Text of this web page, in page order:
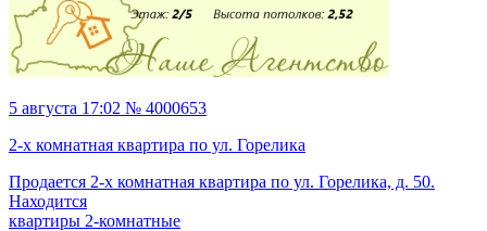
5 августа 17:02 № 4000653
2-х комнатная квартира по ул. Горелика
Продается 2-х комнатная квартира по ул. Горелика, д. 50.
Находится
квартиры 2-комнатные